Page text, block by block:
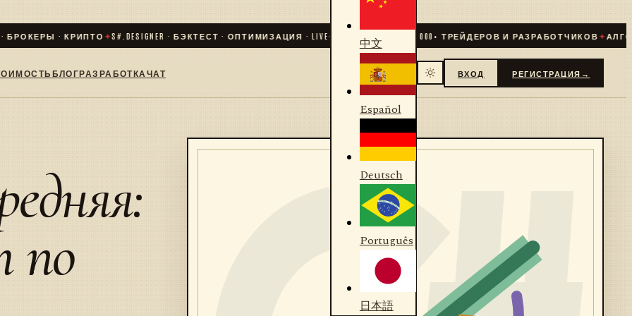
· КРИПТО✦S#.DESIGNER · БЭКТЕСТ · ОПТИМИЗАЦИЯ · LIVE✦СООБЩЕСТВО 31 000+ ТРЕЙДЕРОВ И РАЗРАБОТЧИКОВ✦
БЛОГРАЗРАБОТКАЧАТ
中文
Español
Deutsch
Português
日本語
ВХОД РЕГИСТРАЦИЯ →
по